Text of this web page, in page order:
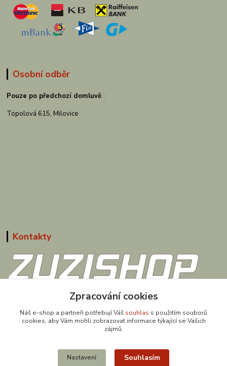
Osobní odběr
Pouze po předchozí domluvě :
Topolová 615, Milovice
Kontakty
obchod@zuzishop.cz
Zpracování cookies
Náš e-shop a partneři potřebují Váš souhlas s použitím souborů
cookies, aby Vám mohli zobrazovat informace týkající se Vašich
zájmů.
Nastavení Souhlasím